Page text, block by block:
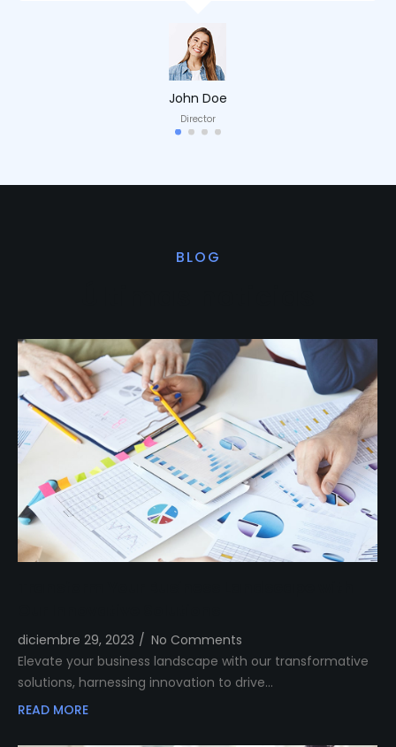
John Doe
Director
BLOG
diciembre 29, 2023 / No Comments
Elevate your business landscape with our transformative
solutions, harnessing innovation to drive…
READ MORE